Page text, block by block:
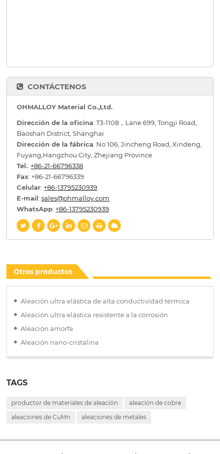
CONTÁCTENOS
OHMALLOY Material Co.,Ltd.
Dirección de la oficina: T3-1108，Lane 699, Tongji Road,
Baoshan District, Shanghai
Dirección de la fábrica: No 106, Jincheng Road, Xindeng,
Fuyang,Hangzhou City, Zhejiang Province
Tel.: +86-21-66796338
Fax: +86-21-66796339
Celular: +86-13795230939
E-mail:sales@ohmalloy.com
WhatsApp: +86-13795230939
Otros productos
Aleación ultra elástica de alta conductividad térmica
Aleación ultra elástica resistente a la corrosión
Aleación amorfa
Aleación nano-cristalina
TAGS
productor de materiales de aleación
aleación de cobre
aleaciones de CuMn
aleaciones de metales